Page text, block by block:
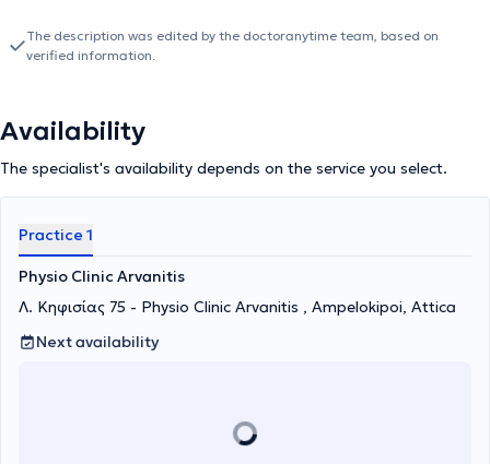
of Patras "Agios Andreas," where he acquired invaluable clinical
experience. Subsequently, he worked at the physiotherapy
established physiotherapists and healthcare professionals. In
2022, he foundedPhysio Clinic Arvanitis
offering services in the field of rehabilitation. His clinic is equipped
with modern therapeutic equipment, such as TECAR (Capacitive
Furthermore, he applies Manual Therapy, a specialized
musculoskeletal treatment that includes clinical assessment and
the application of specific mobilization techniques. His dedication
to continuing education and participation in seminars and training
contemporary therapeutic methods. He is an active member of
The description was edited by the doctoranytime team, based on
verified information.
Availability
The specialist's availability depends on the service you select.
Practice 1
Physio Clinic Arvanitis
Λ. Κηφισίας 75 - Physio Clinic Arvanitis , Ampelokipoi, Attica
Next availability